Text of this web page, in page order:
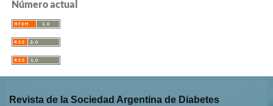
Número actual
Revista de la Sociedad Argentina de Diabetes